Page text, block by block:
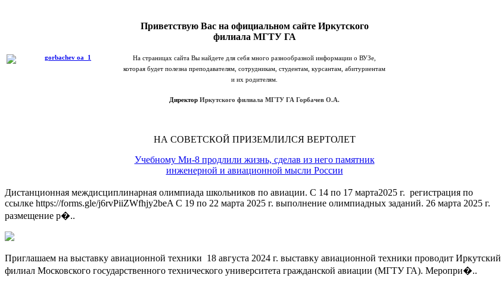
Приветствую Вас на официальном сайте Иркутского
филиала МГТУ ГА
На страницах сайта Вы найдете для себя много разнообразной информации о ВУЗе,
которая будет полезна преподавателям, сотрудникам, студентам, курсантам, абитуриентам
и их родителям.
ДиректорИркутского филиала МГТУ ГА Горбачев О.А.
НА СОВЕТСКОЙ ПРИЗЕМЛИЛСЯ ВЕРТОЛЕТ
Учебному Ми‑8 продлили жизнь, сделав из него памятник
инженерной и авиационной мысли России
Дистанционная междисциплинарная олимпиада школьников по авиации. С 14 по 17 марта2025 г. регистрация по
ссылке https://forms.gle/j6rvPiiZWfhjy2beA С 19 по 22 марта 2025 г. выполнение олимпиадных заданий. 26 марта 2025 г.
размещение р�..
Приглашаем на выставку авиационной техники 18 августа 2024 г. выставку авиационной техники проводит Иркутский
филиал Московского государственного технического университета гражданской авиации (МГТУ ГА). Меропри�..